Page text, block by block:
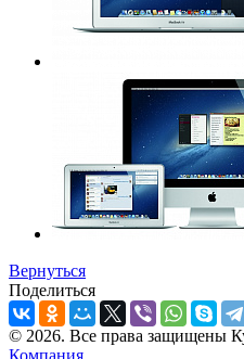
Вернуться
Поделиться
© 2026. Все права защищены
Компания